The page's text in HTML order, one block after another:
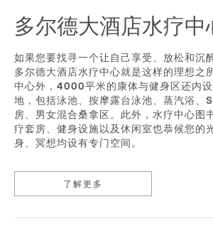
多尔德大酒店水疗中
如果您要找寻一个让自己享受、放松和沉
多尔德大酒店水疗中心就是这样的理想之
中心外，4000平米的康体与健身区还内
地，包括泳池、按摩露台泳池、蒸汽浴、
房、男女混合桑拿区。此外，水疗中心图
疗套房、健身设施以及休闲室也恭候您的
身、冥想均设有专门空间。
了解更多